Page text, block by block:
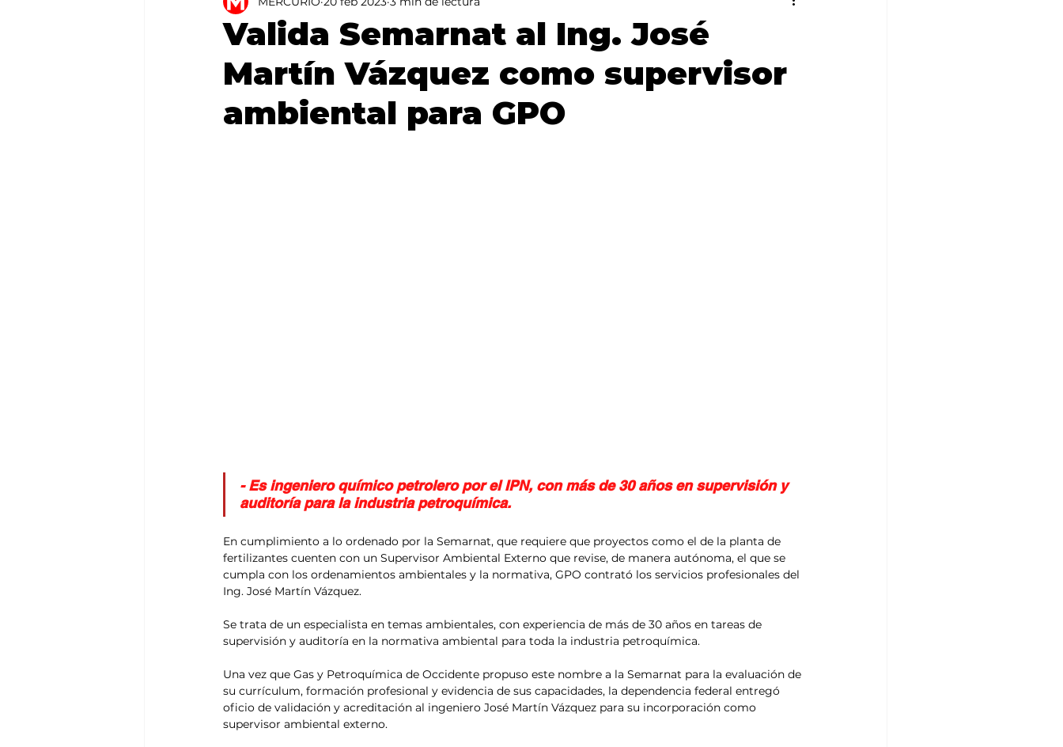
Agricultura México Mundo Portada 2
Valida Semarnat al Ing. José
Martín Vázquez como supervisor
ambiental para GPO
- Es ingeniero químico petrolero por el IPN, con más de 30 años en supervisión y
auditoría para la industria petroquímica.
En cumplimiento a lo ordenado por la Semarnat, que requiere que proyectos como el de la planta de
fertilizantes cuenten con un Supervisor Ambiental Externo que revise, de manera autónoma, el que se
cumpla con los ordenamientos ambientales y la normativa, GPO contrató los servicios profesionales del
Ing. José Martín Vázquez.
Se trata de un especialista en temas ambientales, con experiencia de más de 30 años en tareas de
supervisión y auditoría en la normativa ambiental para toda la industria petroquímica.
Una vez que Gas y Petroquímica de Occidente propuso este nombre a la Semarnat para la evaluación de
su currículum, formación profesional y evidencia de sus capacidades, la dependencia federal entregó
oficio de validación y acreditación al ingeniero José Martín Vázquez para su incorporación como
supervisor ambiental externo.